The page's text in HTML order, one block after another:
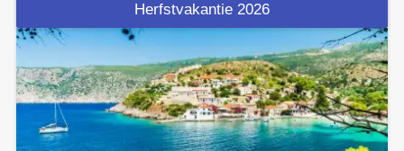
Herfstvakantie 2026